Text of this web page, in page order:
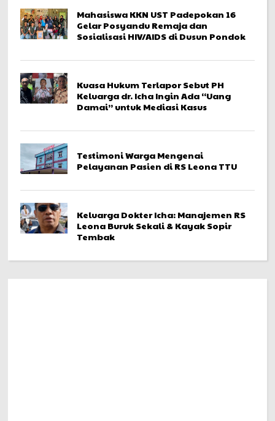
Mahasiswa KKN UST Padepokan 16
Gelar Posyandu Remaja dan
Sosialisasi HIV/AIDS di Dusun Pondok
Kuasa Hukum Terlapor Sebut PH
Keluarga dr. Icha Ingin Ada “Uang
Damai” untuk Mediasi Kasus
Testimoni Warga Mengenai
Pelayanan Pasien di RS Leona TTU
Keluarga Dokter Icha: Manajemen RS
Leona Buruk Sekali & Kayak Sopir
Tembak